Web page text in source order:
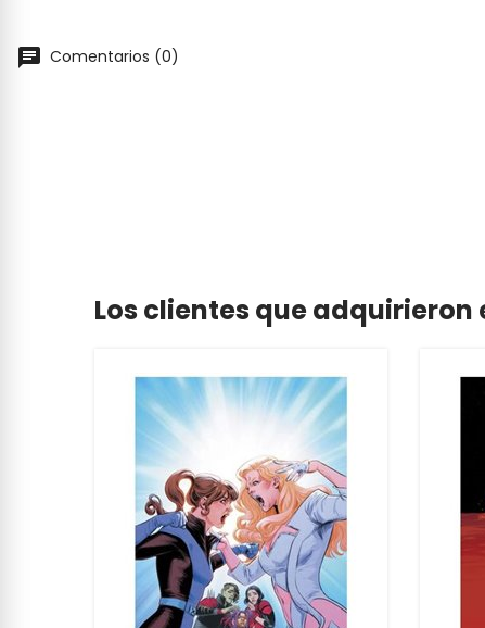
Comentarios (0)
Los clientes que